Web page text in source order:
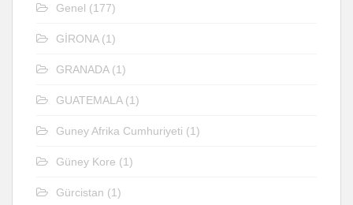
Genel (177)
GİRONA(1)
GRANADA(1)
GUATEMALA(1)
Guney Afrika Cumhuriyeti (1)
Güney Kore (1)
Gürcistan (1)